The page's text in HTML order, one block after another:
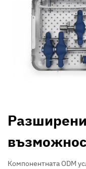
Компонентната ODM